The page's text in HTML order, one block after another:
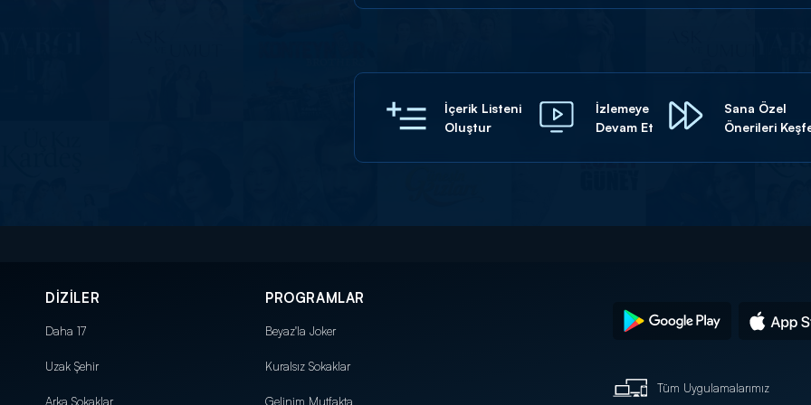
İçerik Listeni
Oluştur
İzlemeye
Devam Et
Sana Özel
Önerileri
DİZİLER
Daha 17
Uzak Şehir
Arka Sokaklar
PROGRAMLAR
Beyaz'la Joker
Kuralsız Sokaklar
Gelinim Mutfakta
Tüm Uygulamalarımız